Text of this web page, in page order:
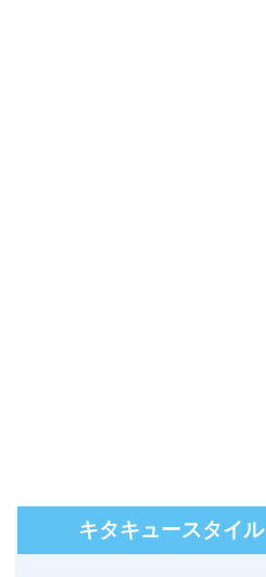
キタキュースタイ